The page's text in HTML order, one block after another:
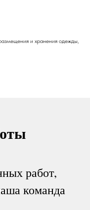
и хранения одежды,
работ,
команда